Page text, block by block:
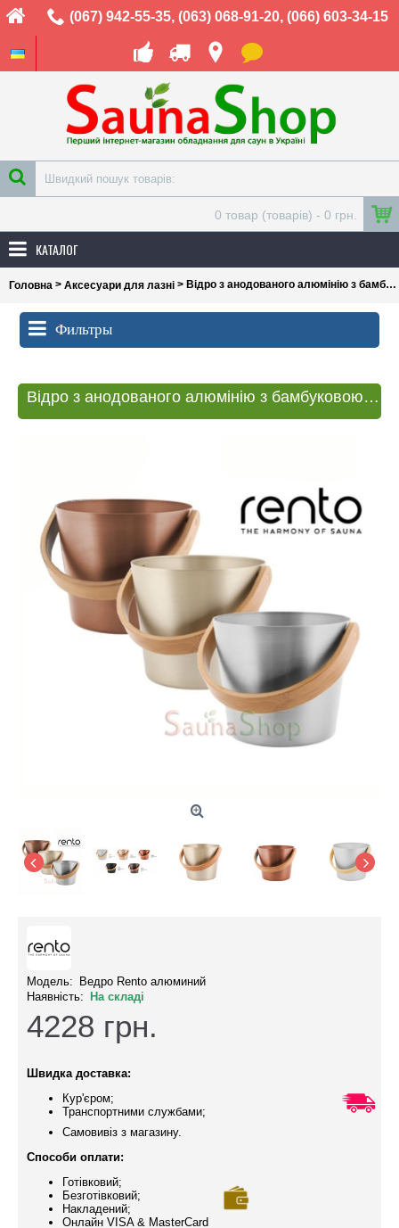
(067) 942-55-35, (063) 068-91-20, (066) 603-34-15
0 товар (товарів) - 0 грн.
КАТАЛОГ
Головна > Аксесуари для лазні > Відро з анодованого алюмінію з бамбуковою ручкою Rento, 5л
Фильтры
Відро з анодованого алюмінію з бамбуковою ручкою Rento, 5л
Модель:
Ведро Rento алюминий
Наявність:
На складі
4228 грн.
Швидка доставка:
Кур'єром;
Транспортними службами;
Самовивіз з магазину.
Способи оплати:
Готівковий;
Безготівковий;
Накладений;
Онлайн VISA & MasterCard